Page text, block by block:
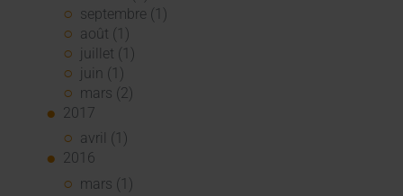
septembre (1)
août (1)
juillet (1)
juin (1)
mars (2)
2017
avril (1)
2016
mars (1)